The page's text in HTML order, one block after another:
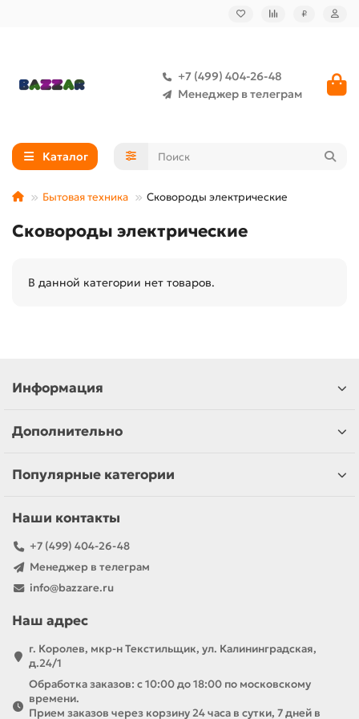
₽
+7 (499) 404-26-48
Менеджер в телеграм
Каталог
Бытовая техника Сковороды электрические
Сковороды электрические
В данной категории нет товаров.
Информация
Дополнительно
Популярные категории
Наши контакты
+7 (499) 404-26-48
Менеджер в телеграм
info@bazzare.ru
Наш адрес
г. Королев, мкр-н Текстильщик, ул. Калининградская,
д.24/1
Обработка заказов: с 10:00 до 18:00 по московскому
времени.
Прием заказов через корзину 24 часа в сутки, 7 дней в